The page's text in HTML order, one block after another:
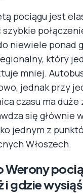
pociągu jest
niewiele ponad
który
mniej.
jednak przy
czasu ma duże
się głównie
jednym z
Włoszech.
Werony
i gdzie